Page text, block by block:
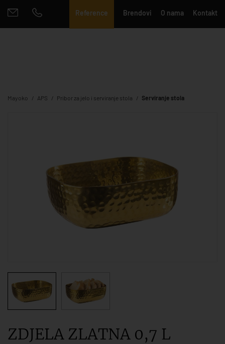
Reference Brendovi O nama Kontakt
Mayoko APS Pribor za jelo i serviranje stola Serviranje stola
ZDJELA ZLATNA 0,7 L